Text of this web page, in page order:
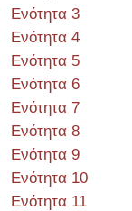
Ενότητα 3
Ενότητα 4
Ενότητα 5
Ενότητα 6
Ενότητα 7
Ενότητα 8
Ενότητα 9
Ενότητα 10
Ενότητα 11